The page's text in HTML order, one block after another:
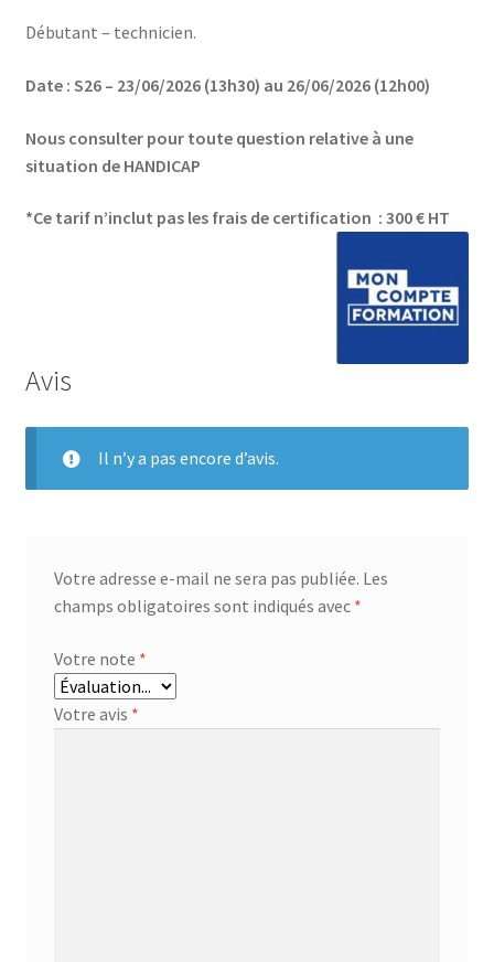
Débutant – technicien.
Date : S26 – 23/06/2026 (13h30) au 26/06/2026 (12h00)
Nous consulter pour toute question relative à une
situation de HANDICAP
*Ce tarif n’inclut pas les frais de certification : 300 € HT
Avis
Il n’y a pas encore d’avis.
Votre adresse e-mail ne sera pas publiée. Les
champs obligatoires sont indiqués avec *
Votre note *
Votre avis *